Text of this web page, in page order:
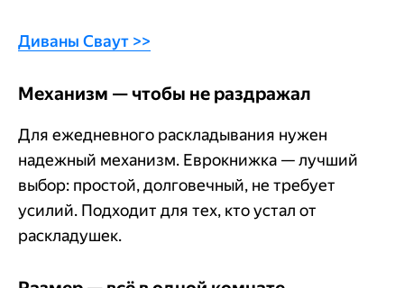
Диваны Сваут >>
Механизм — чтобы не раздражал
Для ежедневного раскладывания нужен
надежный механизм. Еврокнижка — лучший
выбор: простой, долговечный, не требует
усилий. Подходит для тех, кто устал от
раскладушек.